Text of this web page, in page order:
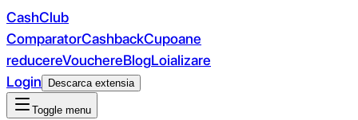
CashClub
ComparatorCashbackCupoane
reducereVouchereBlogLoializare
Login
Descarca extensia
Toggle menu